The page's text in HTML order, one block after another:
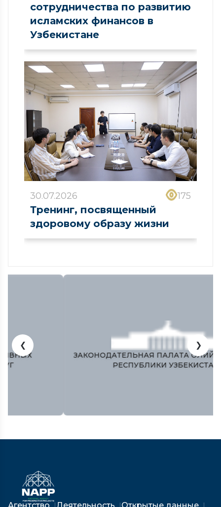
сотрудничества по развитию
исламских финансов в
Узбекистане
30.07.2026 175
Тренинг, посвященный
здоровому образу жизни
ЗАКОНОДАТЕЛЬНАЯ ПАЛАТА ОЛИЙ МАЖЛИСА
РЕСПУБЛИКИ УЗБЕКИСТАН
❮ ❯